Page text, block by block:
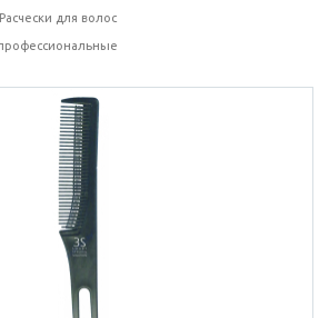
Расчески для волос